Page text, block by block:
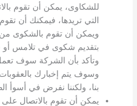
للشكاوى، يمكن أن تقوم
التي تريدها، فيمكنك أن
ويمكن أن تقوم بالشكوى
بتقديم شكوى في تلامس
وتأكد بأن الشركة سوف
وسوف يتم إخبارك
بنا، ولكننا نفرض في أسوأ
يمكن أن تقوم بالاتصال